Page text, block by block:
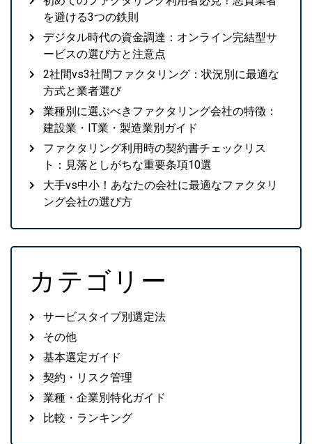
を避ける3つの鉄則
デジタル時代の資金調達：オンライン完結型サ
ービスの選び方と注意点
2社間vs3社間ファクタリング：状況別に最適な
方式と業者選び
業種別に選ぶべきファクタリング会社の特徴：
建設業・IT業・製造業別ガイド
ファクタリング利用時の契約書チェックリス
ト：見落としがちな重要条項10選
大手vs中小！あなたの会社に最適なファクタリ
ング会社の選び方
カテゴリー
サービスタイプ別選定法
その他
基本選定ガイド
契約・リスク管理
業種・企業別特化ガイド
比較・ランキング